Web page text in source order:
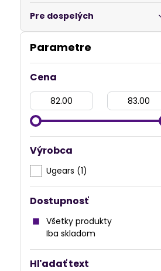
Parametre
Cena
Od:
Do:
Výrobca
Ugears (1)
Dostupnosť
Všetky produkty
Iba skladom
Hľadať text
Pre dospelých